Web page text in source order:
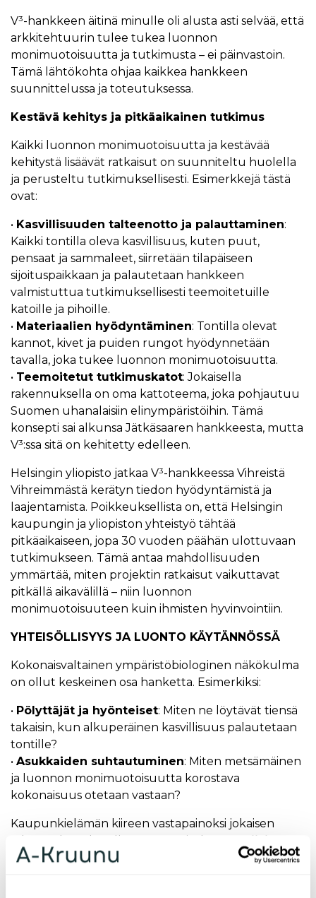
V³-hankkeen äitinä minulle oli alusta asti selvää, että
arkkitehtuurin tulee tukea luonnon
monimuotoisuutta ja tutkimusta – ei päinvastoin.
Tämä lähtökohta ohjaa kaikkea hankkeen
suunnittelussa ja toteutuksessa.
Kestävä kehitys ja pitkäaikainen tutkimus
Kaikki luonnon monimuotoisuutta ja kestävää
kehitystä lisäävät ratkaisut on suunniteltu huolella
ja perusteltu tutkimuksellisesti. Esimerkkejä tästä
ovat:
• Kasvillisuuden talteenotto ja palauttaminen:
Kaikki tontilla oleva kasvillisuus, kuten puut,
pensaat ja sammaleet, siirretään tilapäiseen
sijoituspaikkaan ja palautetaan hankkeen
valmistuttua tutkimuksellisesti teemoitetuille
katoille ja pihoille.
• Materiaalien hyödyntäminen: Tontilla olevat
kannot, kivet ja puiden rungot hyödynnetään
tavalla, joka tukee luonnon monimuotoisuutta.
• Teemoitetut tutkimuskatot: Jokaisella
rakennuksella on oma kattoteema, joka pohjautuu
Suomen uhanalaisiin elinympäristöihin. Tämä
konsepti sai alkunsa Jätkäsaaren hankkeesta, mutta
V³:ssa sitä on kehitetty edelleen.
Helsingin yliopisto jatkaa V³-hankkeessa Vihreistä
Vihreimmästä kerätyn tiedon hyödyntämistä ja
laajentamista. Poikkeuksellista on, että Helsingin
kaupungin ja yliopiston yhteistyö tähtää
pitkäaikaiseen, jopa 30 vuoden päähän ulottuvaan
tutkimukseen. Tämä antaa mahdollisuuden
ymmärtää, miten projektin ratkaisut vaikuttavat
pitkällä aikavälillä – niin luonnon
monimuotoisuuteen kuin ihmisten hyvinvointiin.
YHTEISÖLLISYYS JA LUONTO KÄYTÄNNÖSSÄ
Kokonaisvaltainen ympäristöbiologinen näkökulma
on ollut keskeinen osa hanketta. Esimerkiksi:
• Pölyttäjät ja hyönteiset: Miten ne löytävät tiensä
takaisin, kun alkuperäinen kasvillisuus palautetaan
tontille?
• Asukkaiden suhtautuminen: Miten metsämäinen
ja luonnon monimuotoisuutta korostava
kokonaisuus otetaan vastaan?
Kaupunkielämän kiireen vastapainoksi jokaisen
rakennuksen katolle on suunniteltu
Paratiisikatto
joka tarjoaa tilan rauhoittumiselle. Asukkaiden